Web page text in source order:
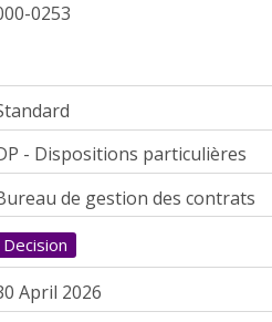
0253
- Dispositions particulières
de gestion des contrats
Decision
April 2026